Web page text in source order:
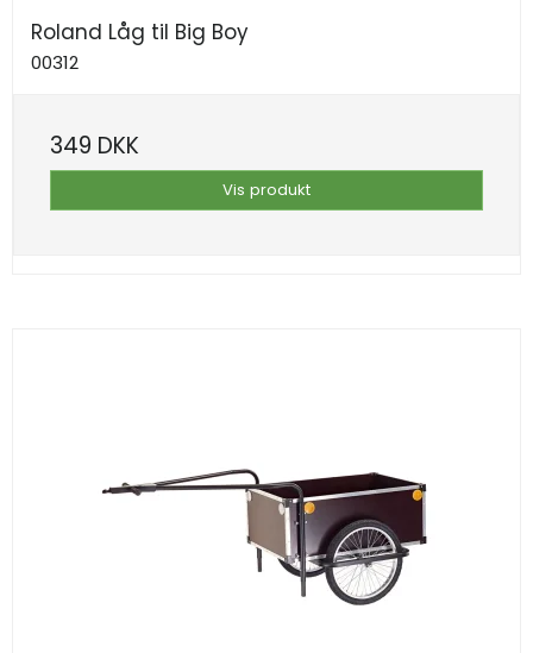
Roland Låg til Big Boy
00312
349 DKK
Vis produkt